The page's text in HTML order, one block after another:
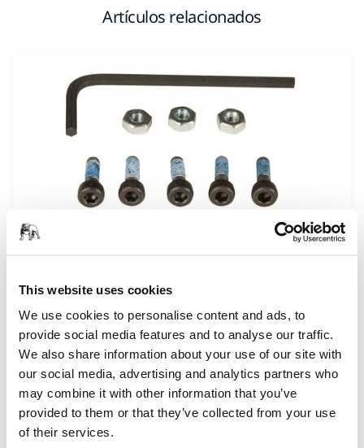
This website uses cookies
We use cookies to personalise content and ads, to
provide social media features and to analyse our traffic.
We also share information about your use of our site with
our social media, advertising and analytics partners who
may combine it with other information that you’ve
provided to them or that they’ve collected from your use
of their services.
Artículos relacionados
vibren?